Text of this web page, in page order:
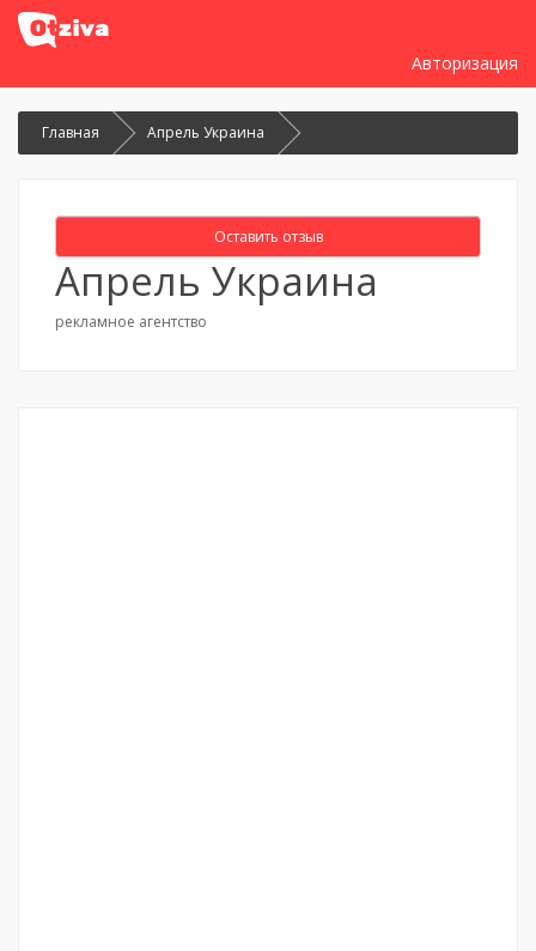
Авторизация
Главная Апрель Украина
Оставить отзыв
Апрель Украина
рекламное агентство